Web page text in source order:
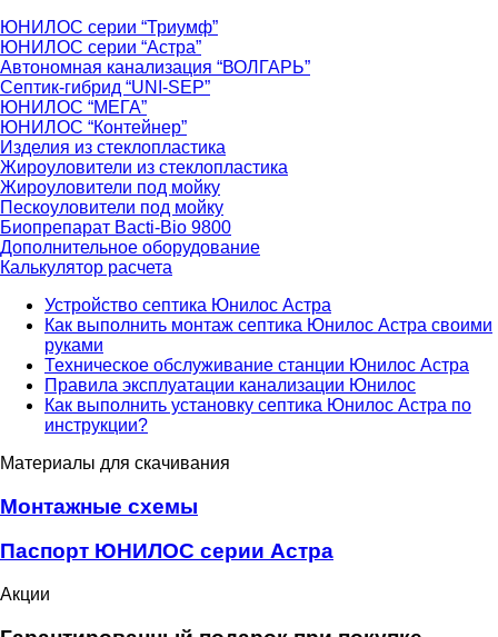
ЮНИЛОС серии “Триумф”
ЮНИЛОС серии “Астра”
Автономная канализация “ВОЛГАРЬ”
Септик-гибрид “UNI-SEP”
ЮНИЛОС “МЕГА”
ЮНИЛОС “Контейнер”
Изделия из стеклопластика
Жироуловители из стеклопластика
Жироуловители под мойку
Пескоуловители под мойку
Биопрепарат Bacti-Bio 9800
Дополнительное оборудование
Калькулятор расчета
Устройство септика Юнилос Астра
Как выполнить монтаж септика Юнилос Астра своими
руками
Техническое обслуживание станции Юнилос Астра
Правила эксплуатации канализации Юнилос
Как выполнить установку септика Юнилос Астра по
инструкции?
Материалы для скачивания
Монтажные схемы
Паспорт ЮНИЛОС серии Астра
Акции